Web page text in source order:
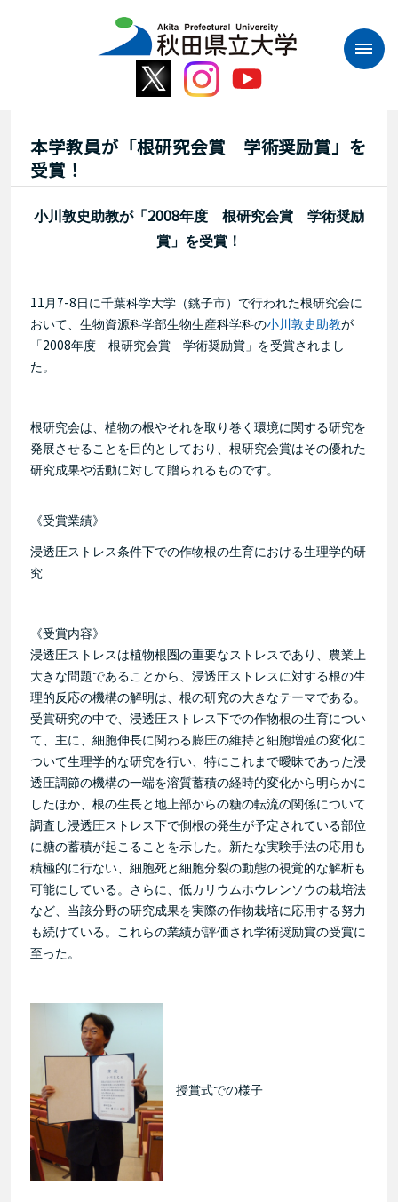
本学教員が「根研究会賞 学術奨励賞」を
受賞！
小川敦史助教が「 2008年度 根研究会賞 学術奨励
賞」を受賞！
11 月 7-8 日に千葉科学大学（銚子市）で行われた根研究会に
おいて、生物資源科学部生物生産科学科の小川敦史助教が
「 2008年度 根研究会賞 学術奨励賞」を受賞されまし
た。
根研究会は、植物の根やそれを取り巻く環境に関する研究を
発展させることを目的としており、根研究会賞はその優れた
研究成果や活動に対して贈られるものです。
《受賞業績》
浸透圧ストレス条件下での作物根の生育における生理学的研
究
《受賞内容》
浸透圧ストレスは植物根圏の重要なストレスであり、農業上
大きな問題であることから、浸透圧ストレスに対する根の生
理的反応の機構の解明は、根の研究の大きなテーマである。
受賞研究の中で、浸透圧ストレス下での作物根の生育につい
て、主に、細胞伸長に関わる膨圧の維持と細胞増殖の変化に
ついて生理学的な研究を行い、特にこれまで曖昧であった浸
透圧調節の機構の一端を溶質蓄積の経時的変化から明らかに
したほか、根の生長と地上部からの糖の転流の関係について
調査し浸透圧ストレス下で側根の発生が予定されている部位
に糖の蓄積が起こることを示した。新たな実験手法の応用も
積極的に行ない、細胞死と細胞分裂の動態の視覚的な解析も
可能にしている。さらに、低カリウムホウレンソウの栽培法
など、当該分野の研究成果を実際の作物栽培に応用する努力
も続けている。これらの業績が評価され学術奨励賞の受賞に
至った。
授賞式での様子